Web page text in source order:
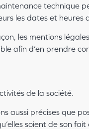
technique
les dates et heures
les mentions
afin d’en prendre
de la société.
aussi précises que
soient de son